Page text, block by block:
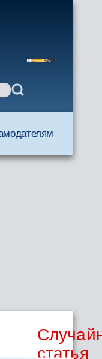
статья